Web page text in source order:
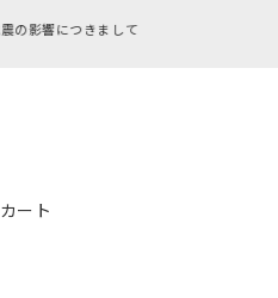
カート